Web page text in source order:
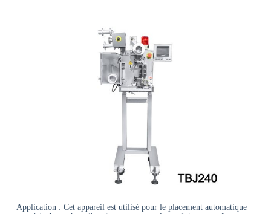
Application : Cet appareil est utilisé pour le placement automatique